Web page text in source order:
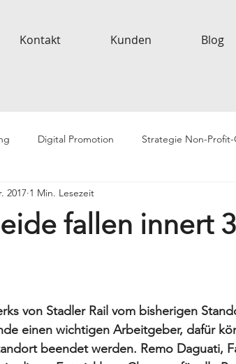
Kontakt Kunden Blog
Digital Promotion Strategie Non-
fallen innert
2017 1 Min. Lesezeit
von Stadler Rail vom bisherigen
einen wichtigen Arbeitgeber, dafür
beendet werden. Remo Daguati,